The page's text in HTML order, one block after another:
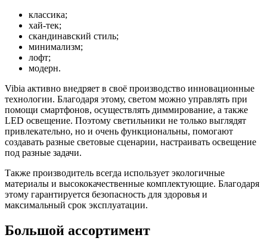
классика;
хай-тек;
скандинавский стиль;
минимализм;
лофт;
модерн.
Vibia активно внедряет в своё производство инновационные
технологии. Благодаря этому, светом можно управлять при
помощи смартфонов, осуществлять диммирование, а также
LED освещение. Поэтому светильники не только выглядят
привлекательно, но и очень функциональны, помогают
создавать разные световые сценарии, настраивать освещение
под разные задачи.
Также производитель всегда использует экологичные
материалы и высококачественные комплектующие. Благодаря
этому гарантируется безопасность для здоровья и
максимальный срок эксплуатации.
Большой ассортимент